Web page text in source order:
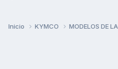
Inicio KYMCO MODELOS DE